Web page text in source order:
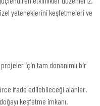
yeteneklerini keşfetmeleri ve
için tam donanımlı bir
ifade edilebileceği alanlar.
keşfetme imkanı.